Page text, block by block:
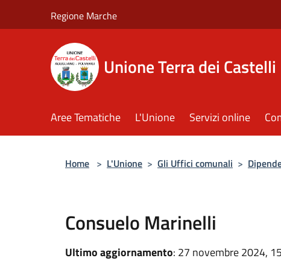
Regione Marche
Unione Terra dei Castelli
Aree Tematiche L'Unione Servizi online
Home > L'Unione > Gli Uffici comunali >
Consuelo Marinelli
Ultimo aggiornamento: 27 novembre 2024,